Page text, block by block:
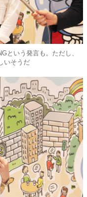
という発言も。ただし、
いそうだ